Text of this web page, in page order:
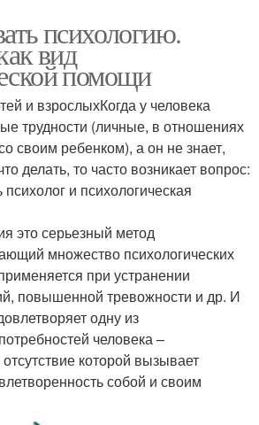
психологию.
вид
помощи
и взрослыхКогда у человека
трудности (личные, в отношениях
своим ребенком), а он не знает,
делать, то часто возникает вопрос:
и психологическая
это серьезный метод
множество психологических
при устранении
повышенной тревожности и др. И
одну из
человека –
которой вызывает
собой и своим